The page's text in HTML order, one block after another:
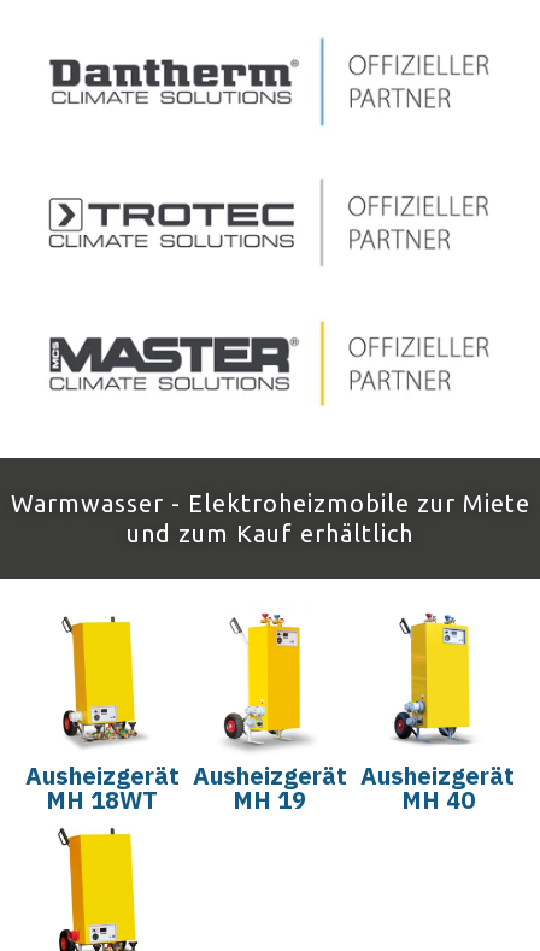
Warmwasser - Elektroheizmobile zur Miete
und zum Kauf erhältlich
Ausheizgerät
MH 18WT
Ausheizgerät
MH 19
Ausheizgerät
MH 40